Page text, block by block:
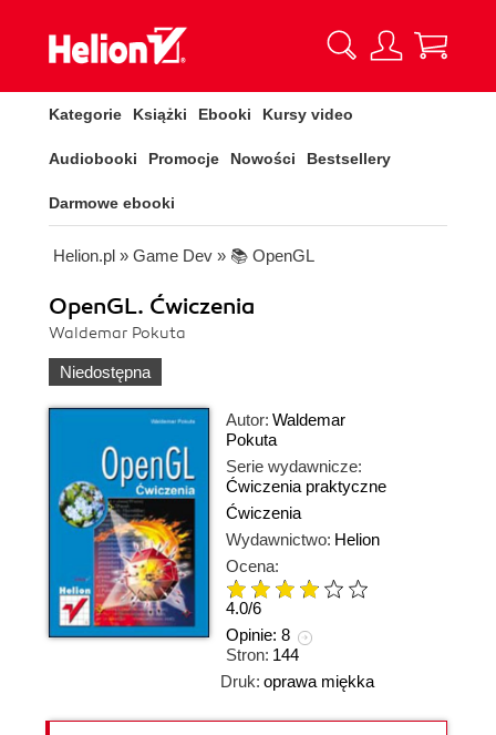
Kategorie Książki Ebooki Kursy video
Audiobooki Promocje Nowości Bestsellery
Darmowe ebooki
Helion.pl » Game Dev » 📚 OpenGL
OpenGL. Ćwiczenia
Waldemar Pokuta
Niedostępna
Autor: Waldemar
Pokuta
Serie wydawnicze:
Ćwiczenia praktyczne
Ćwiczenia
Wydawnictwo: Helion
Ocena:
4.0/6
Opinie: 8
Stron: 144
Druk: oprawa miękka